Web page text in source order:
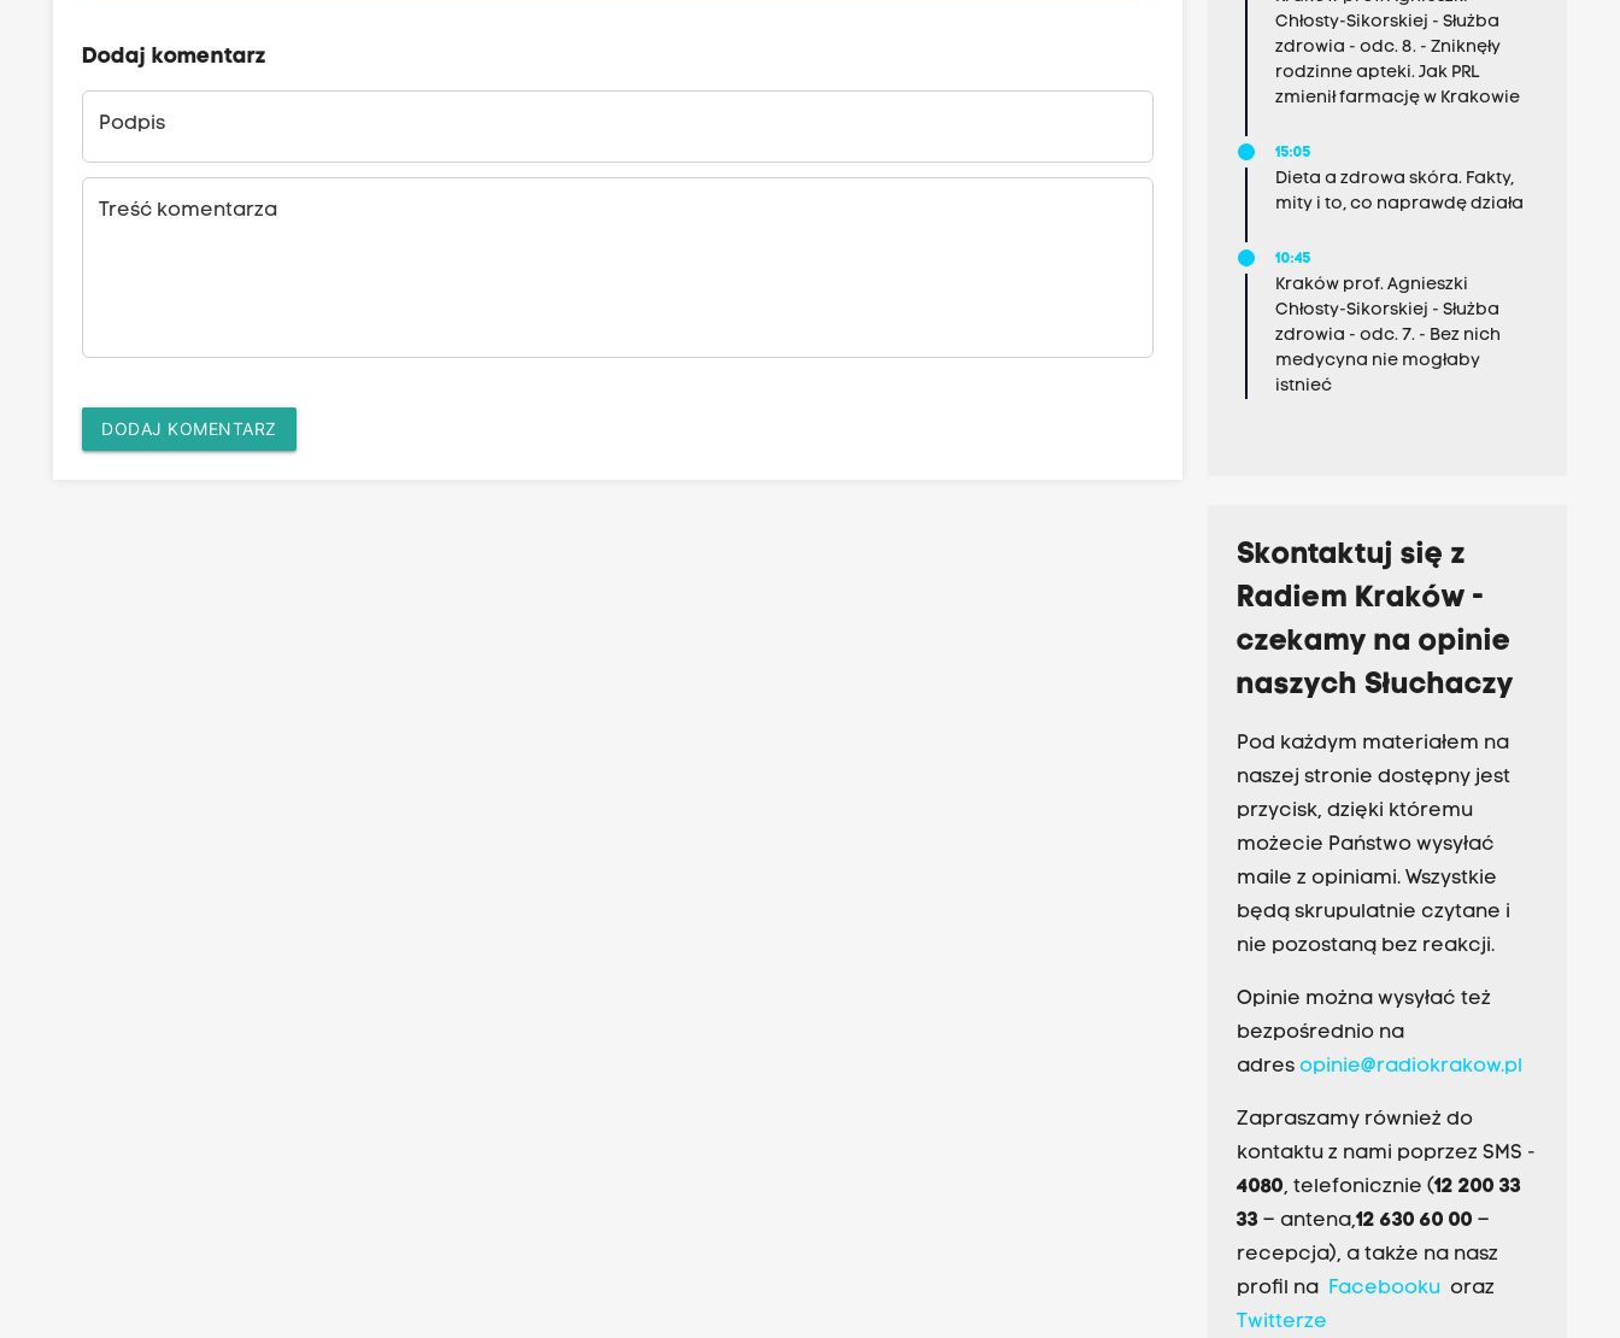
Dodaj komentarz
Podpis
Treść komentarza
DODAJ KOMENTARZ
Chłosty-Sikorskiej - Służba
zdrowia - odc. 8. - Zniknęły
rodzinne apteki. Jak PRL
zmienił farmację w Krakowie
15:05
Dieta a zdrowa skóra. Fakty,
mity i to, co naprawdę działa
10:45
Kraków prof. Agnieszki
Chłosty-Sikorskiej - Służba
zdrowia - odc. 7. - Bez nich
medycyna nie mogłaby
istnieć
Skontaktuj się z
Radiem Kraków -
czekamy na opinie
naszych Słuchaczy
Pod każdym materiałem na
naszej stronie dostępny jest
przycisk, dzięki któremu
możecie Państwo wysyłać
maile z opiniami. Wszystkie
będą skrupulatnie czytane i
nie pozostaną bez reakcji.
Opinie można wysyłać też
bezpośrednio na
adres opinie@radiokrakow.pl
Zapraszamy również do
kontaktu z nami poprzez SMS -
4080, telefonicznie (12 200 33
33– antena,12 630 60 00 –
recepcja), a także na nasz
profil na Facebookuoraz
Twitterze